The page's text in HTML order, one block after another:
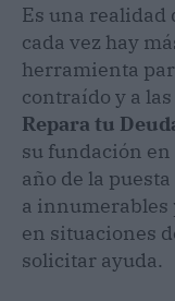
Es una realidad
cada vez hay
herramienta
contraído y a
Repara tu
su fundación
año de la
a innumerables
en situaciones
solicitar ayuda.